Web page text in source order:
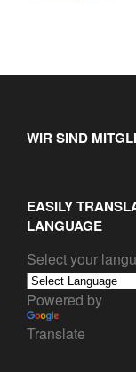
WIR SIND
EASILY
LANGUAGE
Select your
Powered by
Translate